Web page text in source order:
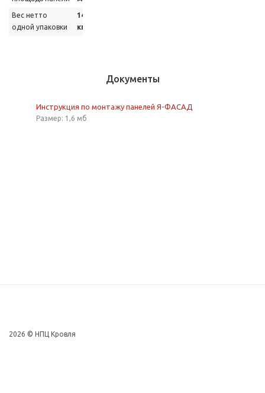
Вес нетто
одной упаковки
14,5
кг
Документы
Инструкция по монтажу панелей Я-ФАСАД
Размер: 1,6 мб
2026 © НПЦ Кровля